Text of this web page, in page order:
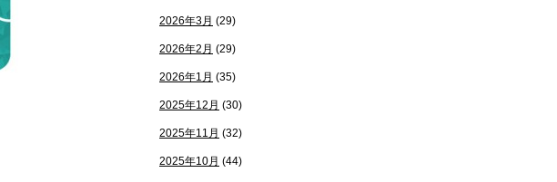
2026年3月 (29)
2026年2月 (29)
2026年1月 (35)
2025年12月 (30)
2025年11月 (32)
2025年10月 (44)